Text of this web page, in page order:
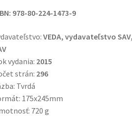
978-80-224-1473-9
VEDA, vydavateľstvo
vydania: 2015
strán: 296
Tvrdá
175x245mm
720 g